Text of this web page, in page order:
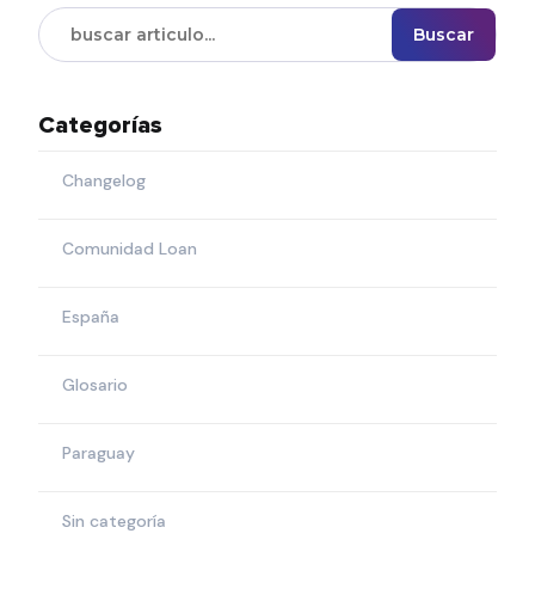
Buscar
Categorías
Changelog
Comunidad Loan
España
Glosario
Paraguay
Sin categoría